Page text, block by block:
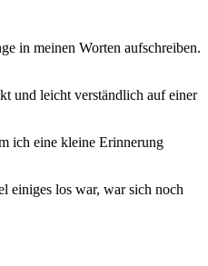
in meinen Worten aufschreiben.
und leicht verständlich auf einer
ich eine kleine Erinnerung
einiges los war, war sich noch